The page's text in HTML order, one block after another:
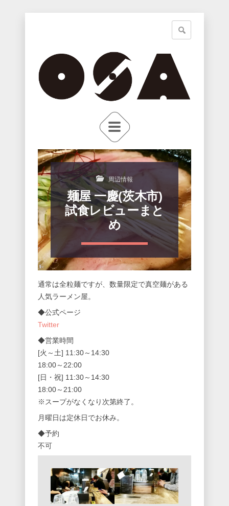
周辺情報
麺屋 一慶(茨木市)
試食レビューまと
め
通常は全粒麺ですが、数量限定で真空麺がある
人気ラーメン屋。
◆公式ページ
Twitter
◆営業時間
[火～土] 11:30～14:30
18:00～22:00
[日・祝] 11:30～14:30
18:00～21:00
※スープがなくなり次第終了。
月曜日は定休日でお休み。
◆予約
不可